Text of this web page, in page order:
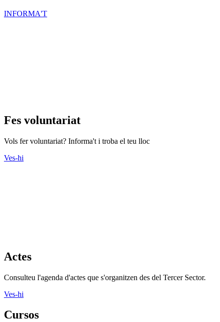
INFORMA'T
Fes voluntariat
Vols fer voluntariat? Informa't i troba el teu lloc
Ves-hi
Actes
Consulteu l'agenda d'actes que s'organitzen des del Tercer Sector.
Ves-hi
Cursos